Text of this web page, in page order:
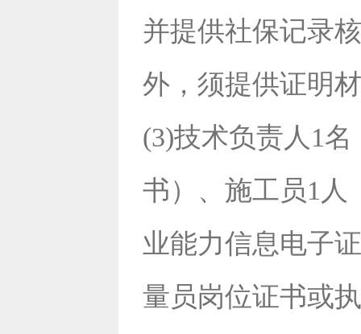
并提供社保记录
外，须提供证明
(3)技术负责人1
书）、施工员1人
业能力信息电子
量员岗位证书或